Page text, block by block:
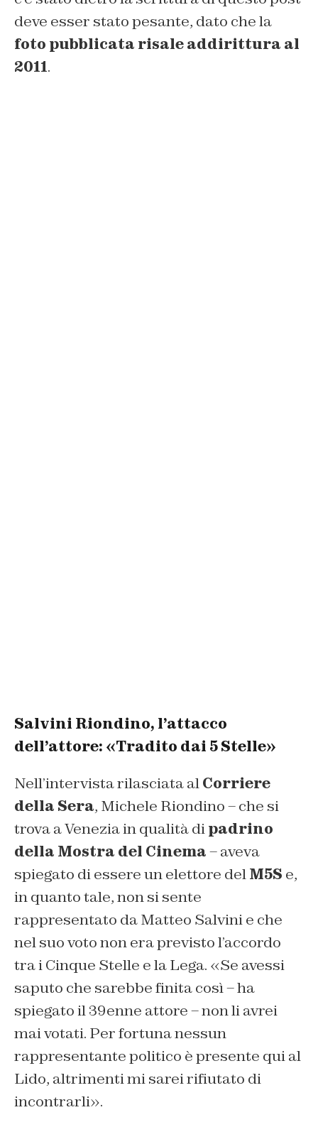
deve esser stato pesante, dato che la
foto pubblicata risale addirittura al
2011.
Salvini Riondino, l’attacco
dell’attore: «Tradito dai 5 Stelle»
Nell’intervista rilasciata alCorriere
della Sera, Michele Riondino – che si
trova a Venezia in qualità dipadrino
della Mostra del Cinema– aveva
spiegato di essere un elettore delM5S e,
in quanto tale, non si sente
rappresentato da Matteo Salvini e che
nel suo voto non era previsto l’accordo
tra i Cinque Stelle e la Lega. «Se avessi
saputo che sarebbe finita così – ha
spiegato il 39enne attore – non li avrei
mai votati. Per fortuna nessun
rappresentante politico è presente qui al
Lido, altrimenti mi sarei rifiutato di
incontrarli».